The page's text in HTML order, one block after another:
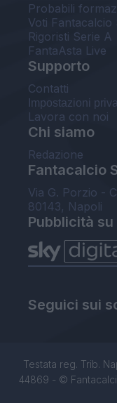
Probabili
Voti Fantacalcio
Rigoristi Serie A
FantaAsta Live
Supporto
Contatti
Impostazioni
Lavora con noi
Chi siamo
Redazione
Fantacalcio
Via G. Porzio -
80143, Napoli
Pubblicità
Seguici sui
Testata reg. Trib.
44869 - ©